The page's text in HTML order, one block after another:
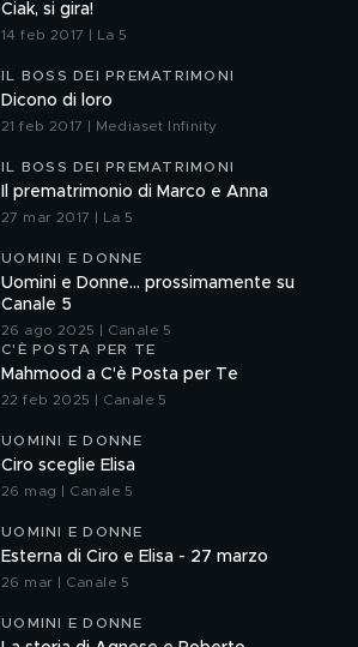
Ciak, si gira!
14 feb 2017 | La 5
IL BOSS DEI PREMATRIMONI
Dicono di loro
21 feb 2017 | Mediaset Infinity
IL BOSS DEI PREMATRIMONI
Il prematrimonio di Marco e Anna
27 mar 2017 | La 5
UOMINI E DONNE
Uomini e Donne... prossimamente su
Canale 5
26 ago 2025 | Canale 5
C'È POSTA PER TE
Mahmood a C'è Posta per Te
22 feb 2025 | Canale 5
UOMINI E DONNE
Ciro sceglie Elisa
26 mag | Canale 5
UOMINI E DONNE
Esterna di Ciro e Elisa - 27 marzo
26 mar | Canale 5
UOMINI E DONNE